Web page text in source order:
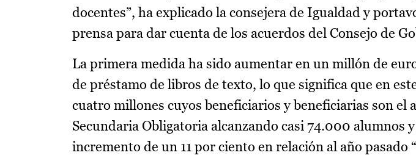
docentes”, ha explicado la consejera de Igualdad y
prensa para dar cuenta de los acuerdos del Consejo de
La primera medida ha sido aumentar en un millón de
de préstamo de libros de texto, lo que significa que en
cuatro millones cuyos beneficiarios y beneficiarias son el
Secundaria Obligatoria alcanzando casi 74.000 alumnos
incremento de un 11 por ciento en relación al año pasado